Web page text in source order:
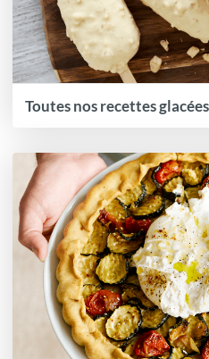
Toutes nos recettes